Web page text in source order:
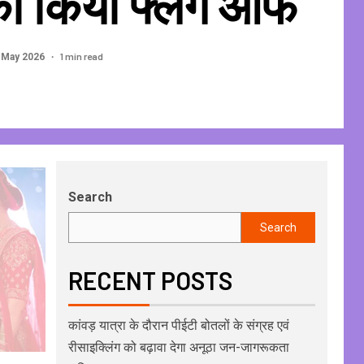
2026 1 min read
Search
Search
RECENT POSTS
कांवड़ यात्रा के दौरान पीईटी बोतलों के संग्रह एवं
रीसाइक्लिंग को बढ़ावा देगा अनूठा जन-जागरूकता